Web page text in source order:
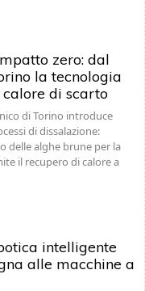
zero: dal
la tecnologia
di scarto
di Torino introduce
di dissalazione:
delle alghe brune per la
il recupero di calore a
intelligente
alle macchine a